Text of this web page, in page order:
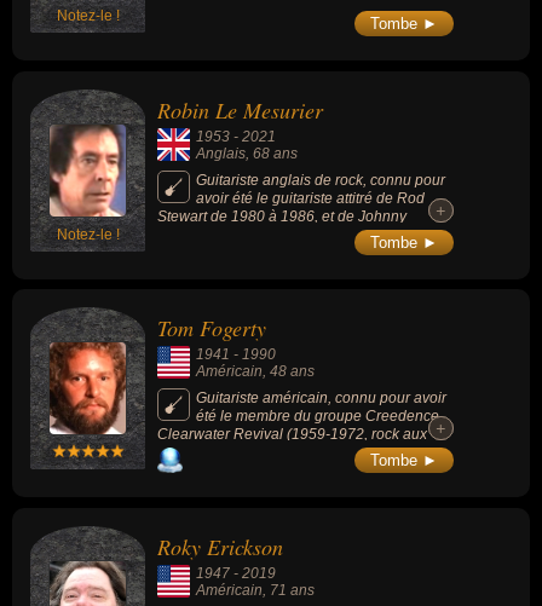
Notez-le ! Tombe ►
Notez-le !
Robin Le Mesurier
1953 - 2021
Anglais , 68 ans
Guitariste anglais de rock, connu pour
avoir été le guitariste attitré de Rod
Stewart de 1980 à 1986, et de Johnny
+
+
Tombe ►
Tom Fogerty
1941 - 1990
Américain, 48 ans
Guitariste américain, connu pour avoir
été le membre du groupe Creedence
Clearwater Revival (1959-1972, rock aux
influences blues et country) et le frère aîné
de John Fogerty, chanteur principal et
+
+
Tombe ►
Roky Erickson
1947 - 2019
Américain , 71 ans